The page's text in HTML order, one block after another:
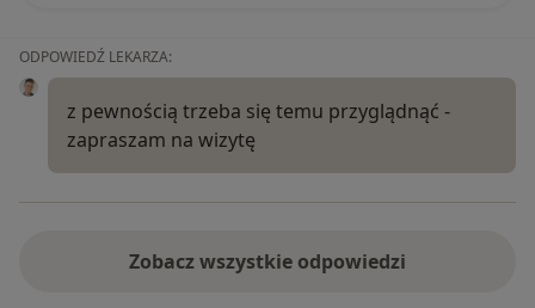
ODPOWIEDŹ LEKARZA:
z pewnością trzeba się temu przyglądnąć -
zapraszam na wizytę
Zobacz wszystkie odpowiedzi